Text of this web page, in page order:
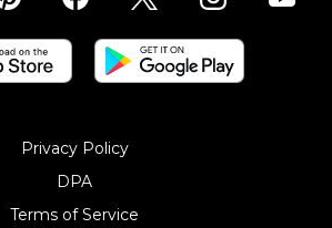
Privacy Policy
DPA
Terms of Service